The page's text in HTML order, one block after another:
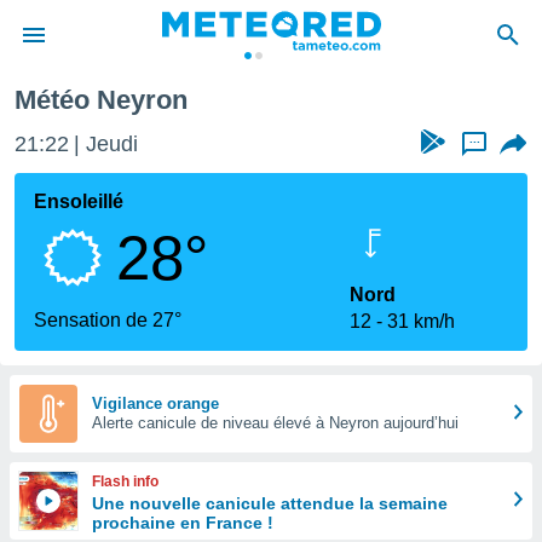
de
Météo Neyron
21:22 Jeudi ...
Ensoleillé
28°
Sensation de 27°
Nord
12
31 km/h
Vigilance orange
Alerte canicule de niveau élevé à Neyron aujourd’hui
Flash info
Une nouvelle canicule attendue la semaine
prochaine en France !